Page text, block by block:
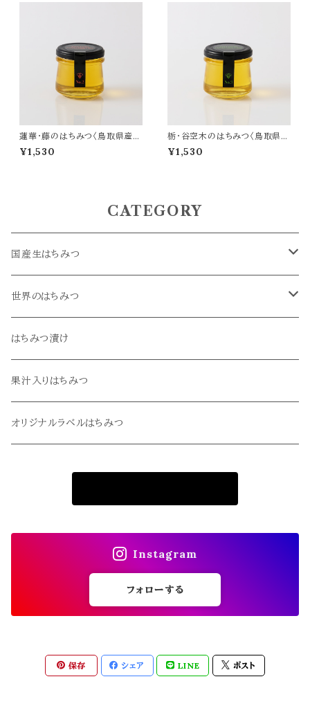
蓮華・藤のはちみつ〈鳥取県産
生はちみつ〉170g
¥1,530
栃・谷空木のはちみつ〈鳥取県産
生はちみつ〉170g
¥1,530
CATEGORY
国産生はちみつ
菜の花・桜
蓮華・藤
栃・谷空木
冬青・令法
世界のはちみつ
アカシア
オレンジ
クローバー
果汁入りはちみつ
はちみつ漬け
果汁入りはちみつ
オリジナルラベルはちみつ
Instagram
フォローする
保存 シェア LINE ポスト